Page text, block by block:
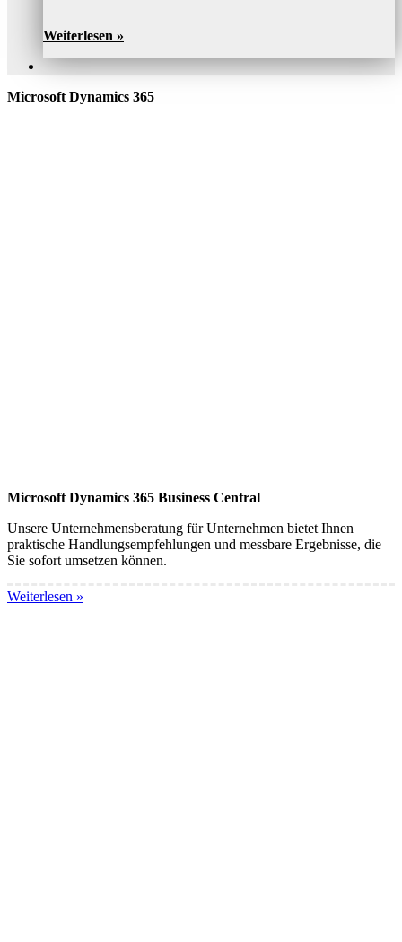
Weiterlesen »
Microsoft Dynamics 365
Microsoft Dynamics 365 Business Central
Unsere Unternehmensberatung für Unternehmen bietet Ihnen
praktische Handlungsempfehlungen und messbare Ergebnisse, die
Sie sofort umsetzen können.
Weiterlesen »